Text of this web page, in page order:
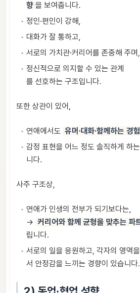
향 을 보여줍니다.
정인·편인이 강해,
대화가 잘 통하고,
서로의 가치관·커리어를 존중해 주며,
정신적으로 의지할 수 있는 관계
를 선호하는 구조입니다.
또한 상관이 있어,
연애에서도 유머·대화·함께하는 경험
감정 표현을 어느 정도 솔직하게 하
니다.
사주 구조상,
연애가 인생의 전부가 되기보다는,
→ 커리어와 함께 균형을 맞추는 파
립니다.
서로의 일을 응원하고, 각자의 영역
서 안정감을 느끼는 경향이 있습니다.